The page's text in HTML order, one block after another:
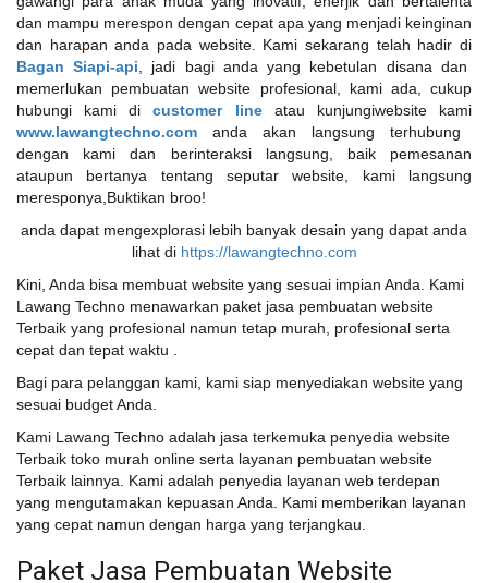
dan mampu merespon dengan cepat apa yang menjadi keinginan
dan harapan anda pada website. Kami sekarang telah hadir di
Bagan Siapi-api , jadi bagi anda yang kebetulan disana dan
memerlukan pembuatan website profesional, kami ada, cukup
hubungi kami di customer line
atau kunjungiwebsite kami
www.lawangtechno.com anda akan langsung terhubung
dengan kami dan berinteraksi langsung, baik pemesanan
ataupun bertanya tentang seputar website, kami langsung
meresponya,Buktikan broo!
anda dapat mengexplorasi lebih banyak desain yang dapat anda
lihat di https://lawangtechno.com
Kini, Anda bisa membuat website yang sesuai impian Anda. Kami
Lawang Techno menawarkan paket jasa pembuatan website
Terbaik yang profesional namun tetap murah, profesional serta
cepat dan tepat waktu .
Bagi para pelanggan kami, kami siap menyediakan website yang
sesuai budget Anda.
Kami Lawang Techno adalah jasa terkemuka penyedia website
Terbaik toko murah online serta layanan pembuatan website
Terbaik lainnya. Kami adalah penyedia layanan web terdepan
yang mengutamakan kepuasan Anda. Kami memberikan layanan
yang cepat namun dengan harga yang terjangkau.
Paket Jasa Pembuatan Website